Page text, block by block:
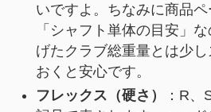
いですよ。ちなみに商品
「シャフト単体の目安」
げたクラブ総重量とは少
おくと安心です。
フレックス（硬さ）
：R